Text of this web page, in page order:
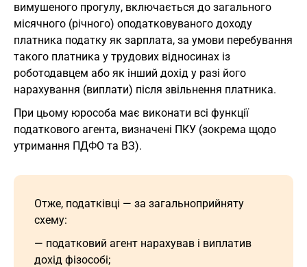
вимушеного прогулу, включається до загального
місячного (річного) оподатковуваного доходу
платника податку як зарплата, за умови перебування
такого платника у трудових відносинах із
роботодавцем або як інший дохід у разі його
нарахування (виплати) після звільнення платника.
При цьому юрособа має виконати всі функції
податкового агента, визначені ПКУ (зокрема щодо
утримання ПДФО та ВЗ).
Отже, податківці — за загальноприйняту
схему:
— податковий агент нарахував і виплатив
дохід фізособі;